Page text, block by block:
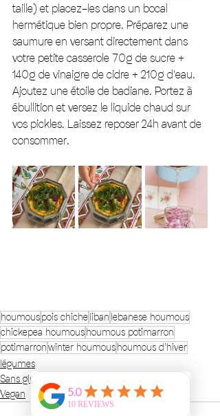
taille) et placez-les dans un bocal
hermétique bien propre. Préparez une
saumure en versant directement dans
votre petite casserole 70g de sucre +
140g de vinaigre de cidre + 210g d'eau.
Ajoutez une étoile de badiane. Portez à
ébullition et versez le liquide chaud sur
vos pickles. Laissez reposer 24h avant de
consommer.
houmouspois chicheliban lebanese houmous
chickepea houmoushoumous potimarron
potimarronwinter houmoushoumous d'hiver
légumes
Sans gluten
Vegan